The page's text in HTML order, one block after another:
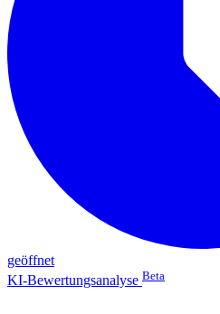
geöffnet
KI-Bewertungsanalyse Beta